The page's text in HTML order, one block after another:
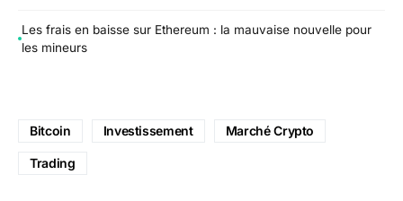
Les frais en baisse sur Ethereum : la mauvaise nouvelle pour
les mineurs
Bitcoin Investissement Marché Crypto
Trading